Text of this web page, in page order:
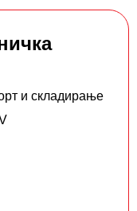
и складирање